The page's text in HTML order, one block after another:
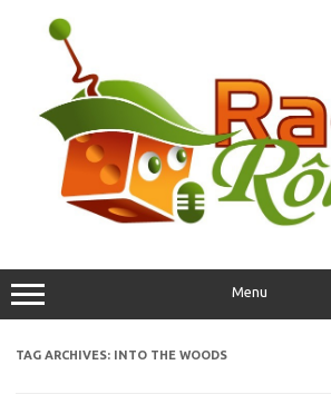
content
Menu
TAG ARCHIVES: INTO THE WOODS